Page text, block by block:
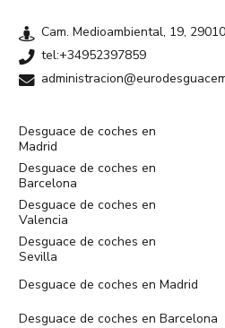
Cam. Medioambiental, 19,
tel:+34952397859
Desguace de coches en
Madrid
Desguace de coches en
Barcelona
Desguace de coches en
Valencia
Desguace de coches en
Sevilla
Desguace de coches en Madrid
Desguace de coches en Barcelona